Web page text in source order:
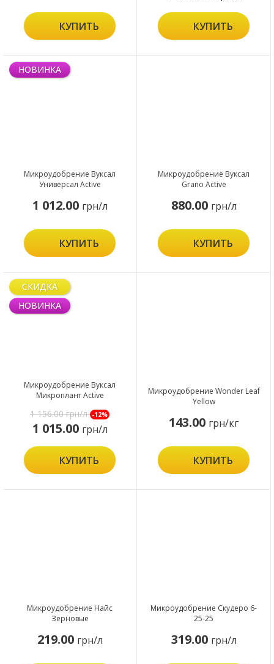
КУПИТЬ КУПИТЬ
НОВИНКА
Микроудобрение Вуксал
Универсал Active
1 012.00 грн/л
КУПИТЬ
Микроудобрение Вуксал
Grano Active
880.00 грн/л
КУПИТЬ
СКИДКА
НОВИНКА
Микроудобрение Вуксал
Микроплант Active
1 156.00грн/л -12%
1 015.00 грн/л
КУПИТЬ
Микроудобрение Wonder Leaf
Yellow
143.00 грн/кг
КУПИТЬ
Микроудобрение Найс
Зерновые
219.00 грн/л
Микроудобрение Скудеро 6-
25-25
319.00 грн/л